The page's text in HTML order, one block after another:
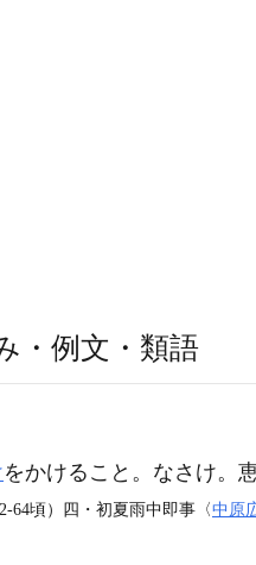
・例文・類語
をかけること。なさけ。
頃）四・初夏雨中即事〈中原